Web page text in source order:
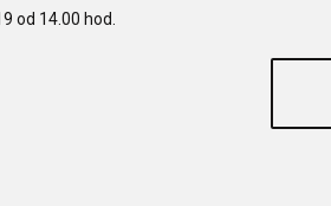
od 14.00 hod.